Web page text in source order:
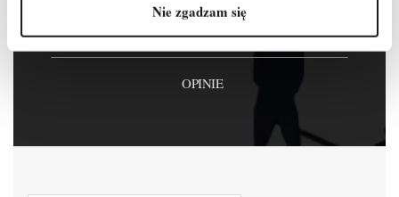
Nie zgadzam się
OPINIE